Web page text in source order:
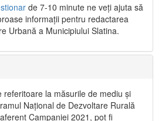
de 7-10 minute ne veți ajuta să
informații pentru redactarea
Urbană a Municipiului Slatina.
referitoare la măsurile de mediu și
Național de Dezvoltare Rurală
Campaniei 2021, pot fi